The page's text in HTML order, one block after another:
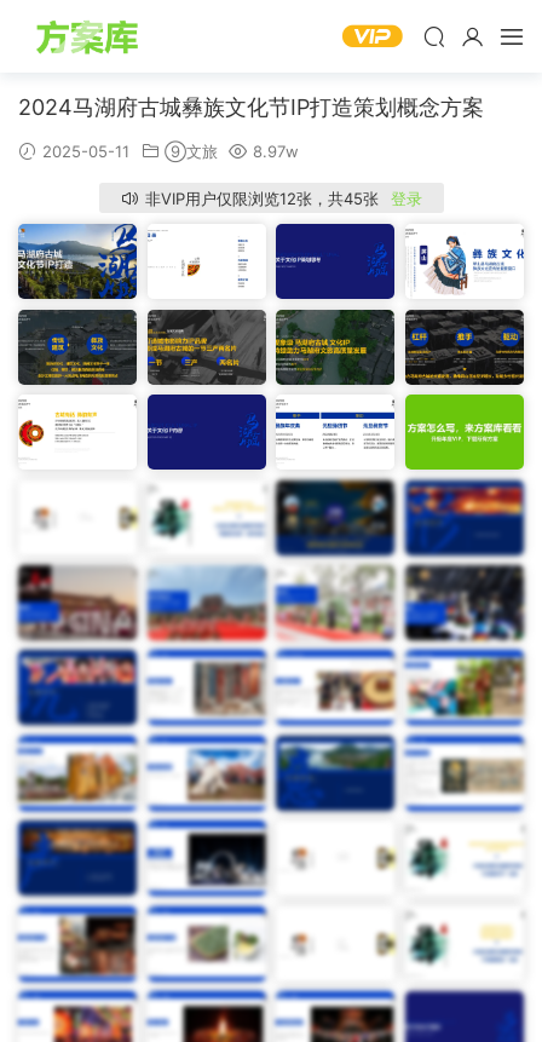
2024马湖府古城彝族文化节IP打造策划概念方案
2025-05-11 ⑨文旅 8.97w
非VIP用户仅限浏览12张，共45张 登录